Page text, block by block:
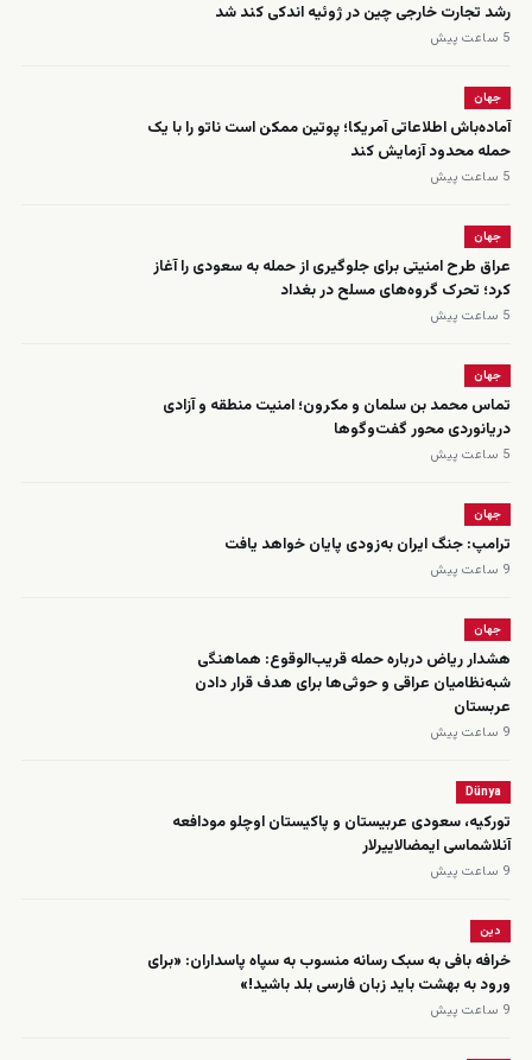
رشد تجارت خارجی چین در ژوئیه اندکی کند شد
5 ساعت پیش
جهان
آماده‌باش اطلاعاتی آمریکا؛ پوتین ممکن است ناتو را با یک
حمله محدود آزمایش کند
5 ساعت پیش
جهان
عراق طرح امنیتی برای جلوگیری از حمله به سعودی را آغاز
کرد؛ تحرک گروه‌های مسلح در بغداد
5 ساعت پیش
جهان
تماس محمد بن سلمان و مکرون؛ امنیت منطقه و آزادی
دریانوردی محور گفت‌وگوها
5 ساعت پیش
جهان
ترامپ: جنگ ایران به‌زودی پایان خواهد یافت
9 ساعت پیش
جهان
هشدار ریاض درباره حمله قریب‌الوقوع: هماهنگی
شبه‌نظامیان عراقی و حوثی‌ها برای هدف قرار دادن
عربستان
9 ساعت پیش
Dünya
تورکیه، سعودی عربیستان و پاکیستان اوچلو مودافعه
‌آنلاشماسی ایمضالاییرلار
9 ساعت پیش
دین
خرافه بافی به سبک رسانه منسوب به سپاه پاسداران: «برای
ورود به بهشت باید زبان فارسی بلد باشید!»
9 ساعت پیش